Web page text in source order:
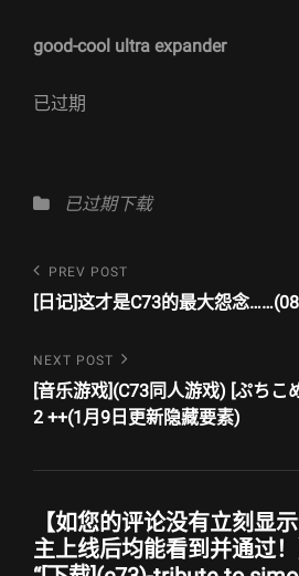
good-cool ultra expander
已过期
Categories
已过期下载
文
章
航
Previous
Post
PREV POST
[日记]这才是C73的最大怨念
Next
Post
NEXT POST
[音乐游戏](C73同人游戏) [ぷちこ
2 ++(1月9日更新隐藏要素)
【如您的评论没有立刻显
主上线后均能看到并通过